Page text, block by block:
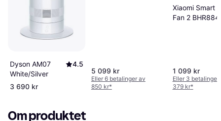
Dyson AM07
White/Silver
4.5
3 690 kr
5 099 kr
Eller 6 betalinger av
850 kr*
Xiaomi Smart
Fan 2
1 099 kr
Eller 3 betalinger
379 kr*
Om produktet